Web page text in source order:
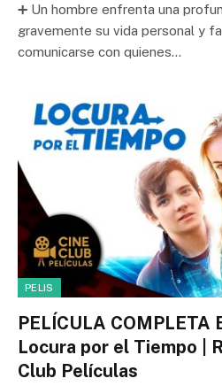
➕ Un hombre enfrenta una
gravemente su vida personal y
comunicarse con quienes…
PELIS
PELÍCULA COMPLETA
Locura por el Tiempo |
Club Películas